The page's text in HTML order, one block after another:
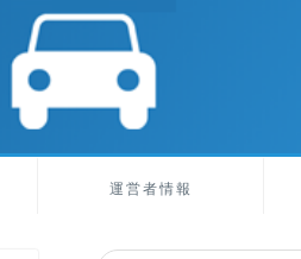
運営者情報